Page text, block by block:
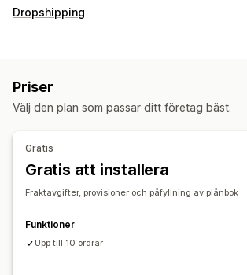
Dropshipping
Hälsa och skönhet
Underhållning och media Leksaker och spel
Priser
Välj den plan som passar ditt företag bäst.
Gratis
Gratis att installera
Fraktavgifter, provisioner och påfyllning av plånbok
Funktioner
Upp till 10 ordrar